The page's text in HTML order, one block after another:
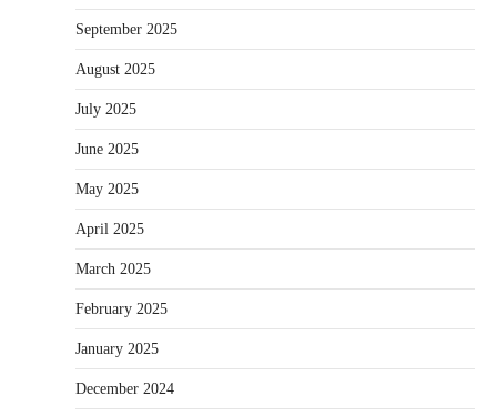
September 2025
August 2025
July 2025
June 2025
May 2025
April 2025
March 2025
February 2025
January 2025
December 2024